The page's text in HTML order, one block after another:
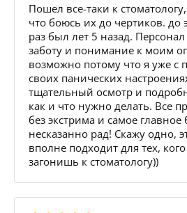
Пошел все-таки к
что боюсь их до чертиков. до
раз был лет 5 назад.
заботу и понимание к моим
возможно потому что я уже с
своих панических
тщательный осмотр и
как и что нужно делать. Все
без экстрима и самое главное
несказанно рад! Скажу одно,
вполне подходит для тех,
загонишь к стоматологу))